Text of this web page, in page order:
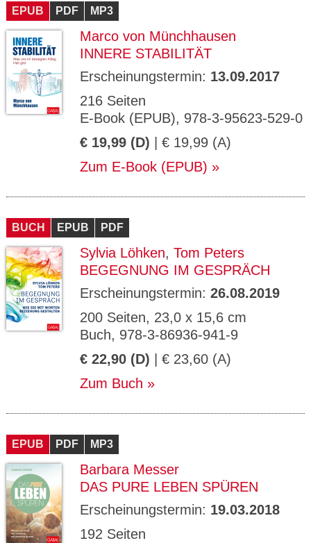
EPUB PDF MP3
Marco von Münchhausen
INNERE STABILITÄT
Erscheinungstermin: 13.09.2017
216 Seiten
E-Book (EPUB), 978-3-95623-529-0
€ 19,99 (D) | € 19,99 (A)
Zum E-Book (EPUB)
BUCH EPUB PDF
Sylvia Löhken, Tom Peters
BEGEGNUNG IM GESPRÄCH
Erscheinungstermin: 26.08.2019
200 Seiten, 23,0 x 15,6 cm
Buch, 978-3-86936-941-9
€ 22,90 (D) | € 23,60 (A)
Zum Buch
EPUB PDF MP3
Barbara Messer
DAS PURE LEBEN SPÜREN
Erscheinungstermin: 19.03.2018
192 Seiten